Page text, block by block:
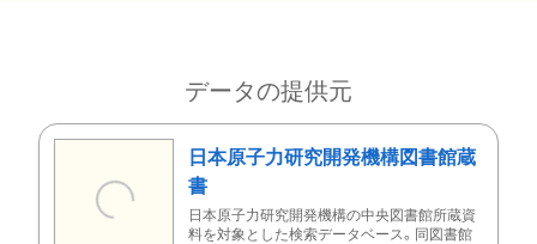
データの提供元
日本原子力研究開発機構図書館蔵
書
日本原子力研究開発機構の中央図書館所蔵資
料を対象とした検索データベース。同図書館